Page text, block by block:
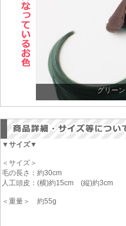
グリー
▼サイズ▼
＜サイズ＞
毛の長さ：約30cm
人工頭皮：(横)約15cm (縦)約3cm
＜重量＞ 約55g